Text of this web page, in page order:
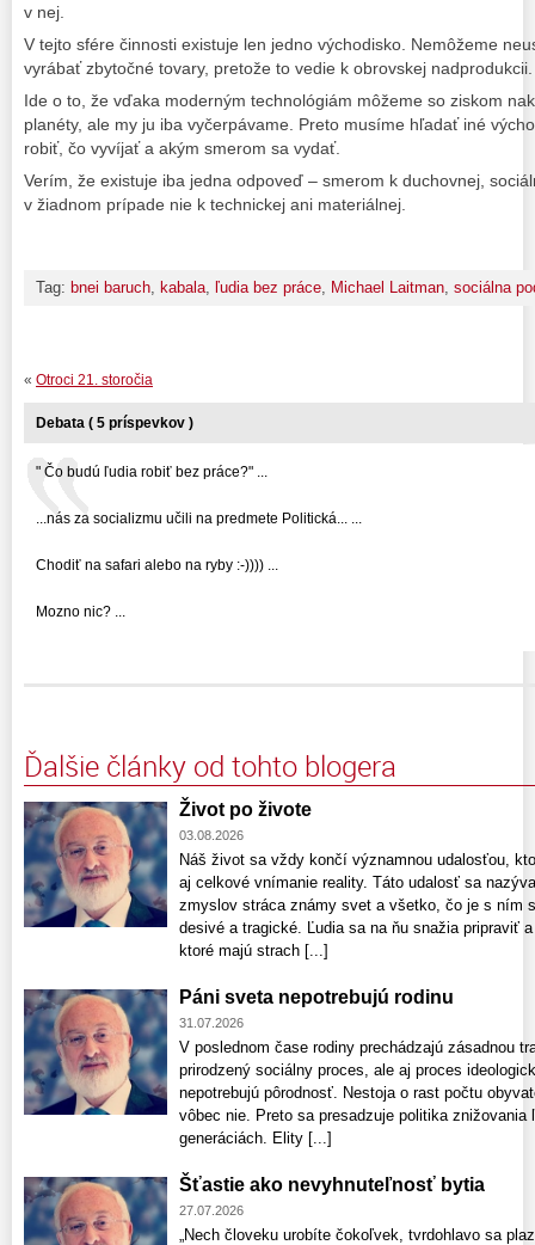
v nej.
V tejto sfére činnosti existuje len jedno východisko. Nemôžeme
vyrábať zbytočné tovary, pretože to vedie k obrovskej nadprodukcii.
Ide o to, že vďaka moderným technológiám môžeme so ziskom
planéty, ale my ju iba vyčerpávame. Preto musíme hľadať iné
robiť, čo vyvíjať a akým smerom sa vydať.
Verím, že existuje iba jedna odpoveď – smerom k duchovnej,
v žiadnom prípade nie k technickej ani materiálnej.
Tag: bnei baruch kabala ľudia bez práce Michael Laitman sociálna
« Otroci 21. storočia
Debata ( 5 príspevkov )
" Čo budú ľudia robiť bez práce?" ...
...nás za socializmu učili na predmete Politická... ...
Chodiť na safari alebo na ryby :-)))) ...
Mozno nic? ...
Ďalšie články od tohto blogera
Život po živote
03.08.2026
Náš život sa vždy končí významnou udalosťou,
aj celkové vnímanie reality. Táto udalosť sa
zmyslov stráca známy svet a všetko, čo je s ním
desivé a tragické. Ľudia sa na ňu snažia pripraviť
ktoré majú strach [...]
Páni sveta nepotrebujú rodinu
31.07.2026
V poslednom čase rodiny prechádzajú zásadnou
prirodzený sociálny proces, ale aj proces
nepotrebujú pôrodnosť. Nestoja o rast počtu
vôbec nie. Preto sa presadzuje politika
generáciách. Elity [...]
Šťastie ako nevyhnuteľnosť bytia
27.07.2026
„Nech človeku urobíte čokoľvek, tvrdohlavo sa